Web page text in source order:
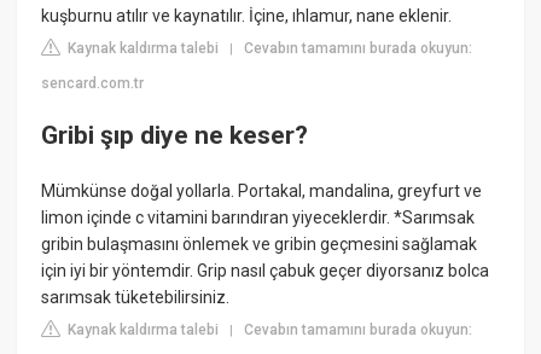
kuşburnu atılır ve kaynatılır. İçine, ıhlamur, nane eklenir.
Kaynak kaldırma talebi |Cevabın tamamını burada okuyun:
sencard.com.tr
Gribi şıp diye ne keser?
Mümkünse doğal yollarla. Portakal, mandalina, greyfurt ve
limon içinde c vitamini barındıran yiyeceklerdir. *Sarımsak
gribin bulaşmasını önlemek ve gribin geçmesini sağlamak
için iyi bir yöntemdir. Grip nasıl çabuk geçer diyorsanız bolca
sarımsak tüketebilirsiniz.
Kaynak kaldırma talebi |Cevabın tamamını burada okuyun: